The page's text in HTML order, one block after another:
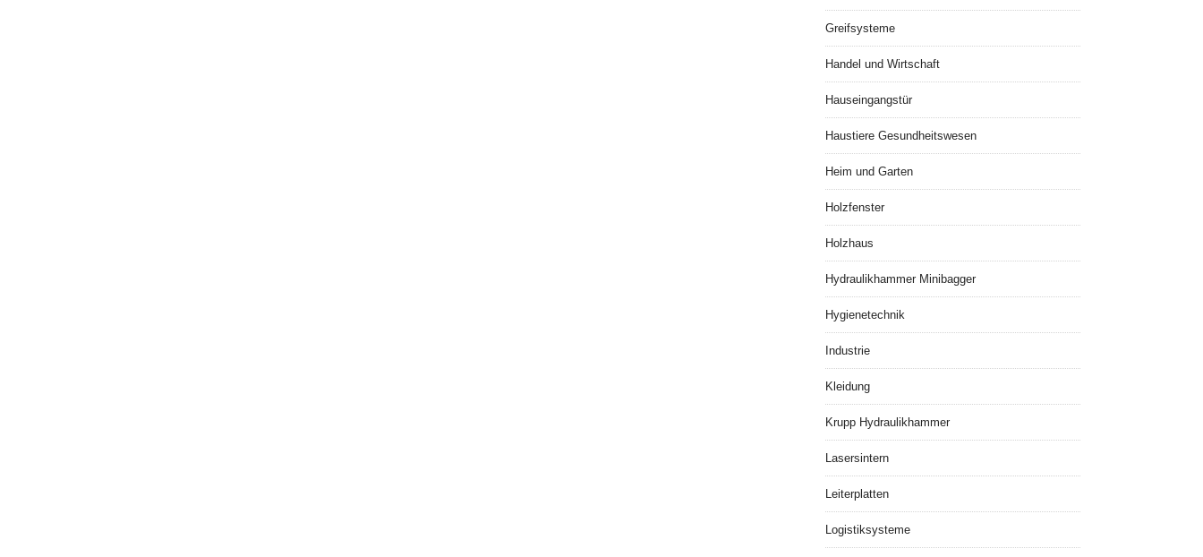
Greifsysteme
Handel und Wirtschaft
Hauseingangstür
Haustiere Gesundheitswesen
Heim und Garten
Holzfenster
Holzhaus
Hydraulikhammer Minibagger
Hygienetechnik
Industrie
Kleidung
Krupp Hydraulikhammer
Lasersintern
Leiterplatten
Logistiksysteme